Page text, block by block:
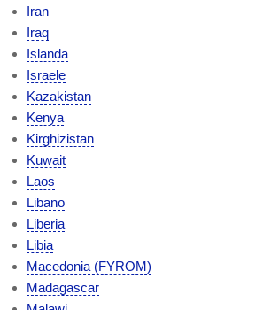
Iran
Iraq
Islanda
Israele
Kazakistan
Kenya
Kirghizistan
Kuwait
Laos
Libano
Liberia
Libia
Macedonia (FYROM)
Madagascar